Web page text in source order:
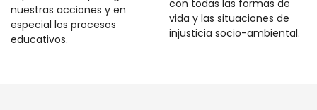
nuestras acciones y en
especial los procesos
educativos.
con todas las formas de
vida y las situaciones de
injusticia socio-ambiental.